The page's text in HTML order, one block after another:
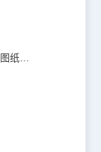
CAD机械入门图纸学习？CAD新手入门图纸练习